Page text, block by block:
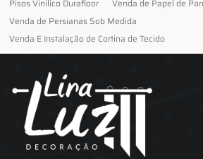
Pisos Vinilico Durafloor
Venda de Papel de
Venda de Persianas Sob Medida
Venda E Instalação de Cortina de Tecido